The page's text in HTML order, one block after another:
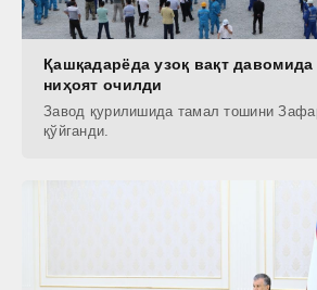
Қашқадарёда узоқ вақт давомида
ниҳоят очилди
Завод қурилишида тамал тошини
қўйганди.